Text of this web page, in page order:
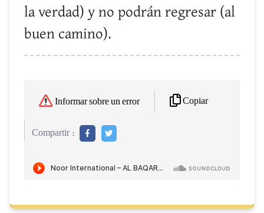
la verdad) y no podrán regresar (al
buen camino).
Informar sobre un error Copiar
Compartir :